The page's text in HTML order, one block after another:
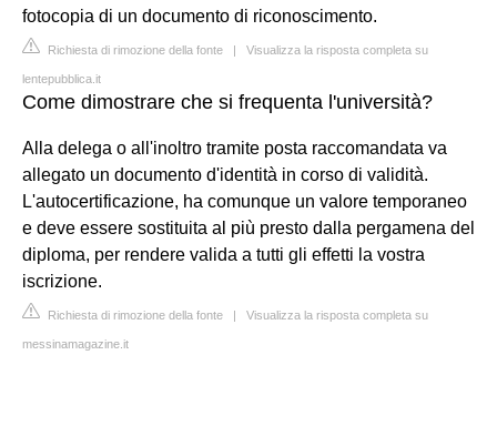
fotocopia di un documento di riconoscimento.
Richiesta di rimozione della fonte | Visualizza la risposta completa su
lentepubblica.it
Come dimostrare che si frequenta l'università?
Alla delega o all'inoltro tramite posta raccomandata va
allegato un documento d'identità in corso di validità.
L'autocertificazione, ha comunque un valore temporaneo
e deve essere sostituita al più presto dalla pergamena del
diploma, per rendere valida a tutti gli effetti la vostra
iscrizione.
Richiesta di rimozione della fonte | Visualizza la risposta completa su
messinamagazine.it